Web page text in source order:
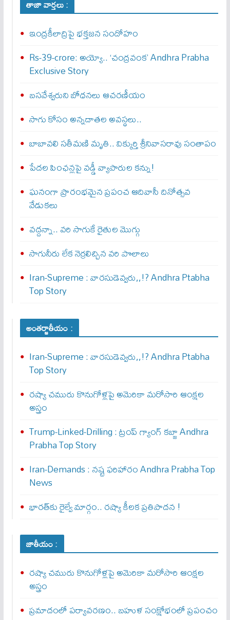
తాజా వార్తలు :
ఇంద్రకీలాద్రిపై భక్తజన సందోహం
Rs-39-crore: అయ్యో.. ‘చంద్రవంక’ Andhra Prabha
Exclusive Story
బసవేశ్వరుని బోధనలు ఆచరణీయం
సాగు కోసం అన్నదాతల అవస్థలు..
బాబావలి సతీమణి మృతి.. విక్కుర్తి శ్రీనివాసరావు సంతాపం
పేదల పింఛన్లపై వడ్డీ వ్యాపారుల కన్ను!
ఘనంగా ప్రారంభమైన ప్రపంచ ఆదివాసీ దినోత్సవ
వేడుకలు
వద్దన్నా.. వరి సాగుకే రైతుల మొగ్గు
సాగునీరు లేక నెర్రలిచ్చిన వరి పొలాలు
Iran-Supreme : వార‌సుడెవ్వ‌రు,,!? Andhra Ptabha
Top Story
అంతర్జాతీయం :
Iran-Supreme : వార‌సుడెవ్వ‌రు,,!? Andhra Ptabha
Top Story
రష్యా చమురు కొనుగోళ్లపై అమెరికా మరోసారి ఆంక్షల
అస్త్రం
Trump-Linked-Drilling : ట్రంప్ గ్యాంగ్ క‌బ్జా Andhra
Prabha Top Story
Iran-Demands : న‌ష్ట ఫ‌రిహారం Andhra Prabha Top
News
భారత్‌కు రైల్వే మార్గం.. రష్యా కీలక ప్రతిపాదన !
జాతీయం :
రష్యా చమురు కొనుగోళ్లపై అమెరికా మరోసారి ఆంక్షల
అస్త్రం
ప్రమాదంలో పర్యావరణం.. బహుళ సంక్షోభంలో ప్రపంచం